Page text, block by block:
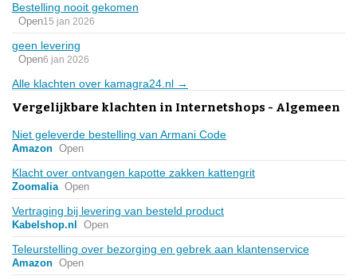
Bestelling nooit gekomen
Open15 jan 2026
geen levering
Open6 jan 2026
Alle klachten over kamagra24.nl →
Vergelijkbare klachten in Internetshops - Algemeen
Niet geleverde bestelling van Armani Code
Amazon Open
Klacht over ontvangen kapotte zakken kattengrit
Zoomalia Open
Vertraging bij levering van besteld product
Kabelshop.nl Open
Teleurstelling over bezorging en gebrek aan klantenservice
Amazon Open